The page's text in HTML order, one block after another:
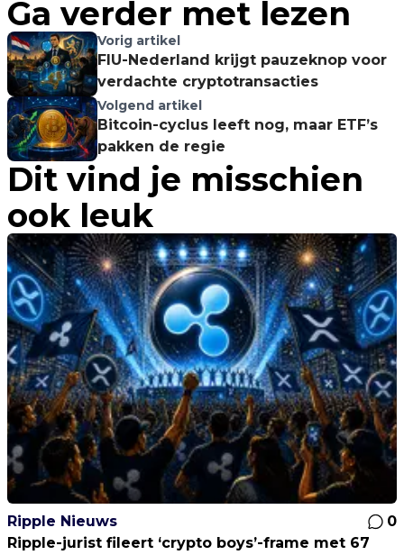
Ga verder met lezen
Vorig artikel
FIU-Nederland krijgt pauzeknop voor
verdachte cryptotransacties
Volgend artikel
Bitcoin-cyclus leeft nog, maar ETF’s
pakken de regie
Dit vind je misschien
ook leuk
Ripple Nieuws
0
Ripple-jurist fileert ‘crypto boys’-frame met 67